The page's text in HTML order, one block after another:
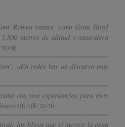
Romeu renace como Gran Hotel
metros de altitud y naturaleza
«En redes hay un discurso muy
con tres experiencias para vivir
06/08/2026
los libros que sí merece la pena